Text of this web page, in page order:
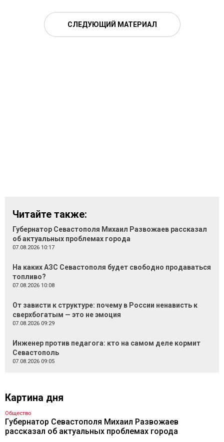
СЛЕДУЮЩИЙ МАТЕРИАЛ
Читайте также:
Губернатор Севастополя Михаил Развожаев рассказал
об актуальных проблемах города
07.08.2026 10:17
На каких АЗС Севастополя будет свободно продаваться
топливо?
07.08.2026 10:08
От зависти к структуре: почему в России ненависть к
сверхбогатым — это не эмоция
07.08.2026 09:29
Инженер против педагога: кто на самом деле кормит
Севастополь
07.08.2026 09:05
Картина дня
Общество
Губернатор Севастополя Михаил Развожаев
рассказал об актуальных проблемах города